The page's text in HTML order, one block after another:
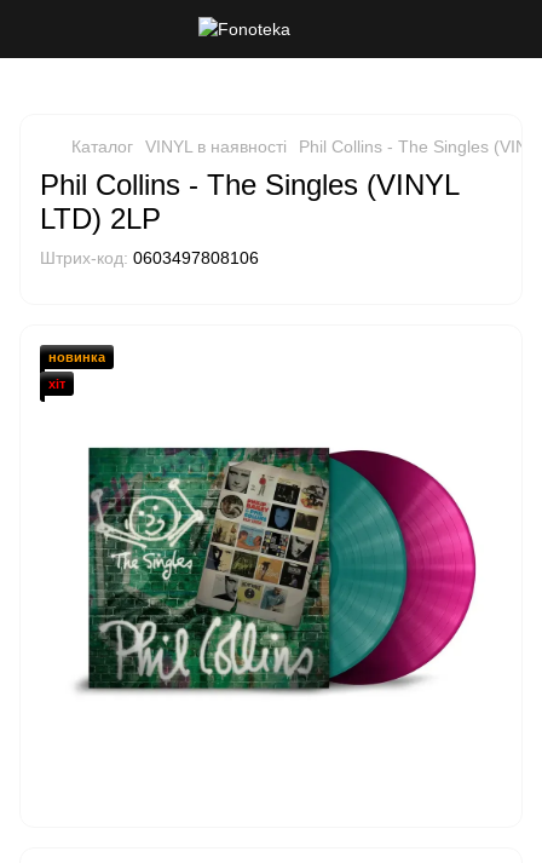
Каталог VINYL в наявності Phil Collins - The Singles
Phil Collins - The Singles (VINYL
LTD) 2LP
Штрих-код: 0603497808106
новинка
хіт